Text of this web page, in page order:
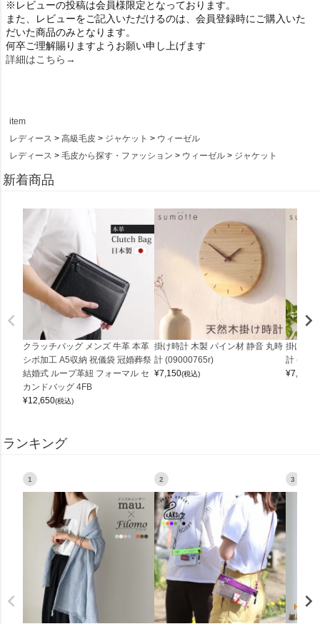
※レビューの投稿は会員様限定となっております。
また、レビューをご記入いただけるのは、会員登録時にご購入いた
だいた商品のみとなります。
何卒ご理解賜りますようお願い申し上げます
詳細はこちら→
item
レディース
高級毛皮 ジャケット
ウィーゼル
レディース
毛皮から探す・ファッション ウィーゼル ジャケット
新着商品
クラッチバッグ メンズ 牛革 本革
シボ加工 A5収納 祝儀袋 冠婚葬祭
結婚式 ループ革紐 フォーマル セ
カンドバッグ 4FB
¥12,650(税込)
掛け時計 木製 パイン材 静音 丸時
計 (09000765r)
¥7,150(税込)
掛け時
計
¥7,150
ランキング
1 2 3